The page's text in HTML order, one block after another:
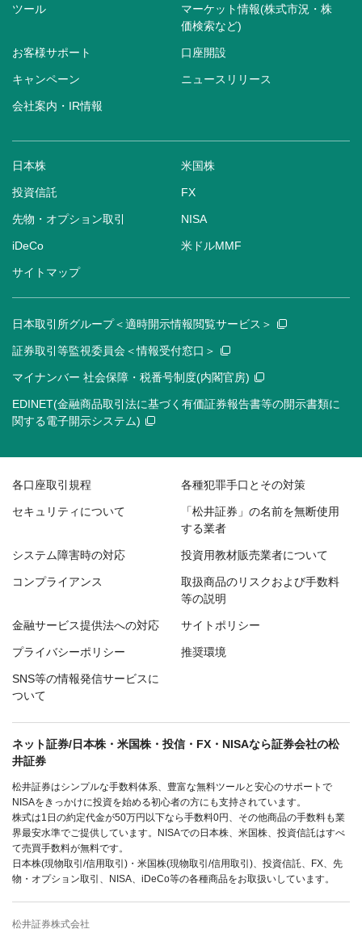
ツール
マーケット情報(株式市況・株
価検索など)
お客様サポート 口座開設
キャンペーン ニュースリリース
会社案内・IR情報
日本株 米国株
投資信託 FX
先物・オプション取引 NISA
iDeCo 米ドルMMF
サイトマップ
日本取引所グループ＜適時開示情報閲覧サービス＞
証券取引等監視委員会＜情報受付窓口＞
マイナンバー 社会保障・税番号制度(内閣官房)
EDINET(金融商品取引法に基づく有価証券報告書等の開示書類に
関する電子開示システム)
各口座取引規程 各種犯罪手口とその対策
セキュリティについて
「松井証券」の名前を無断使用
する業者
システム障害時の対応 投資用教材販売業者について
コンプライアンス
取扱商品のリスクおよび手数料
等の説明
金融サービス提供法への対応 サイトポリシー
プライバシーポリシー 推奨環境
SNS等の情報発信サービスに
ついて
ネット証券/日本株・米国株・投信・FX・NISAなら証券会社の松
井証券
松井証券はシンプルな手数料体系、豊富な無料ツールと安心のサポートで
NISAをきっかけに投資を始める初心者の方にも支持されています。
株式は1日の約定代金が50万円以下なら手数料0円、その他商品の手数料も業
界最安水準でご提供しています。NISAでの日本株、米国株、投資信託はすべ
て売買手数料が無料です。
日本株(現物取引/信用取引)・米国株(現物取引/信用取引)、投資信託、FX、先
物・オプション取引、NISA、iDeCo等の各種商品をお取扱いしています。
松井証券株式会社